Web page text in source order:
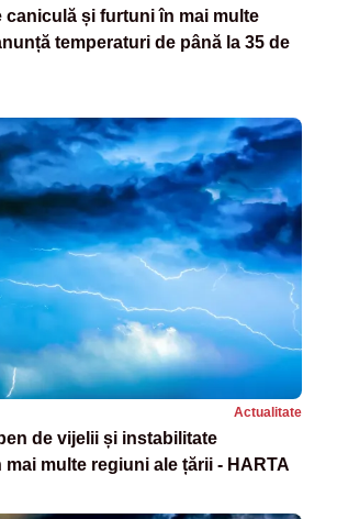
caniculă și furtuni în mai multe
temperaturi de până la 35 de
Actualitate
de vijelii și instabilitate
multe regiuni ale țării - HARTA